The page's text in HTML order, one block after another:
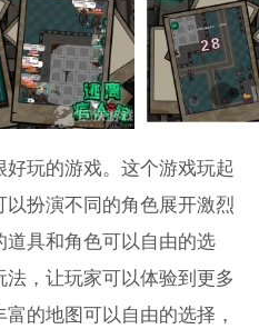
好玩的游戏。这个游戏玩起
扮演不同的角色展开激烈
具和角色可以自由的选
，让玩家可以体验到更多
的地图可以自由的选择，